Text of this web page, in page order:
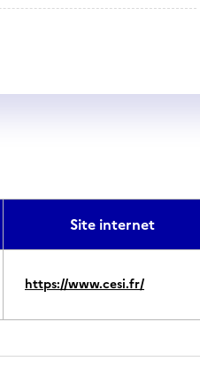
Site internet
https://www.cesi.fr/